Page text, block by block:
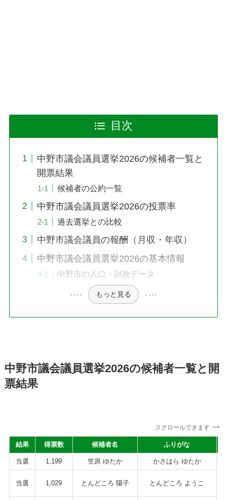
目次
中野市議会議員選挙2026の候補者一覧と
開票結果
候補者の公約一覧
中野市議会議員選挙2026の投票率
過去選挙との比較
中野市議会議員の報酬（月収・年収）
中野市議会議員選挙2026の基本情報
中野市の人口・財政データ
もっと見る
中野市議会議員選挙2026の候補者一覧と開
票結果
スクロールできます
結果 得票数 候補者名 ふりがな
当選 1,199 笠原 ゆたか かさはら ゆたか
当選 1,029 とんどころ 陽子 とんどころ ようこ